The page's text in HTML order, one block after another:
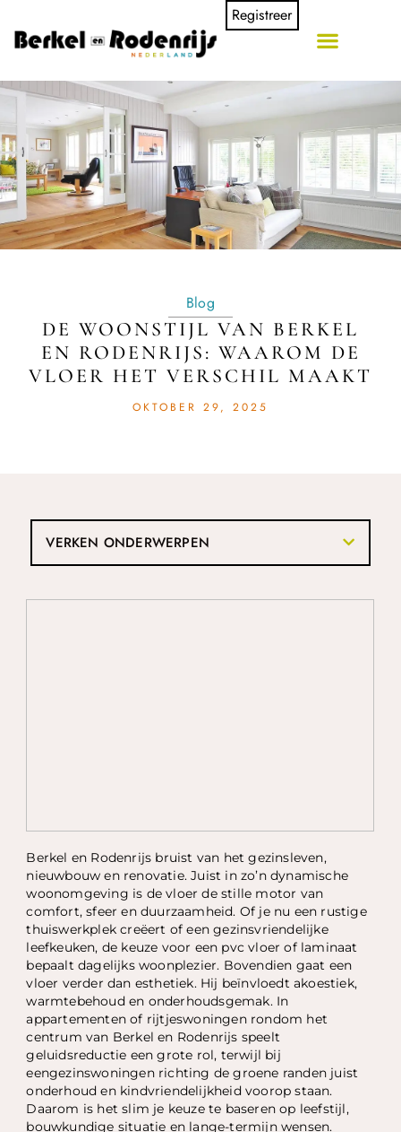
Registreer
Blog
DE WOONSTIJL VAN BERKEL
EN RODENRIJS: WAAROM DE
VLOER HET VERSCHIL MAAKT
OKTOBER 29, 2025
Berkel en Rodenrijs bruist van het gezinsleven,
nieuwbouw en renovatie. Juist in zo’n dynamische
woonomgeving is de vloer de stille motor van
comfort, sfeer en duurzaamheid. Of je nu een rustige
thuiswerkplek creëert of een gezinsvriendelijke
leefkeuken, de keuze voor een pvc vloer of laminaat
bepaalt dagelijks woonplezier. Bovendien gaat een
vloer verder dan esthetiek. Hij beïnvloedt akoestiek,
warmtebehoud en onderhoudsgemak. In
appartementen of rijtjeswoningen rondom het
centrum van Berkel en Rodenrijs speelt
geluidsreductie een grote rol, terwijl bij
eengezinswoningen richting de groene randen juist
onderhoud en kindvriendelijkheid voorop staan.
Daarom is het slim je keuze te baseren op leefstijl,
bouwkundige situatie en lange-termijn wensen.
VERKEN ONDERWERPEN